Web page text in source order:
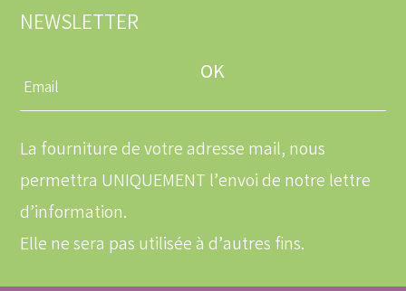
NEWSLETTER
Entrez
une
email
La fourniture de votre adresse mail, nous
permettra UNIQUEMENT l’envoi de notre lettre
d’information.
Elle ne sera pas utilisée à d’autres fins.